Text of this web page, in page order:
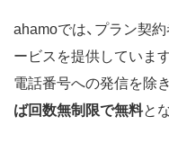
ahamoでは、プラン契
ービスを提供していま
電話番号への発信を除き
ば回数無制限で無料と